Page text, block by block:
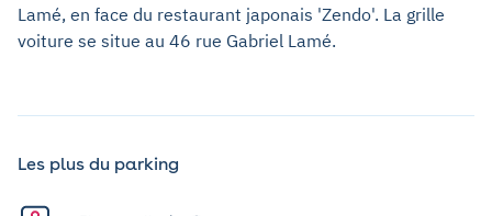
Lamé, en face du restaurant japonais 'Zendo'. La grille
voiture se situe au 46 rue Gabriel Lamé.
Les plus du parking